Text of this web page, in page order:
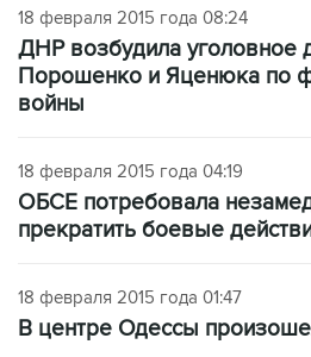
18 февраля 2015 года 08:24
ДНР возбудила уголовное
Порошенко и Яценюка по
войны
18 февраля 2015 года 04:19
ОБСЕ потребовала
прекратить боевые
18 февраля 2015 года 01:47
В центре Одессы